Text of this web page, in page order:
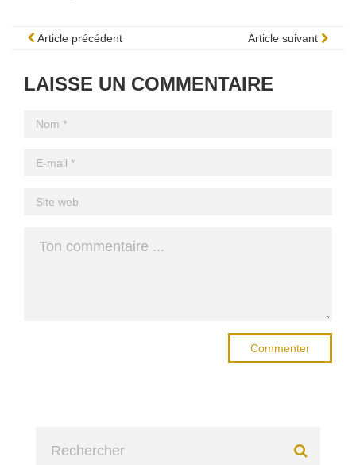
Article précédent Article suivant
LAISSE UN COMMENTAIRE
Commenter